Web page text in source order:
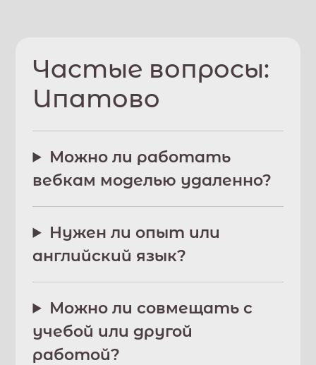
Частые вопросы:
Ипатово
Можно ли работать
вебкам моделью удаленно?
Нужен ли опыт или
английский язык?
Можно ли совмещать с
учебой или другой
работой?